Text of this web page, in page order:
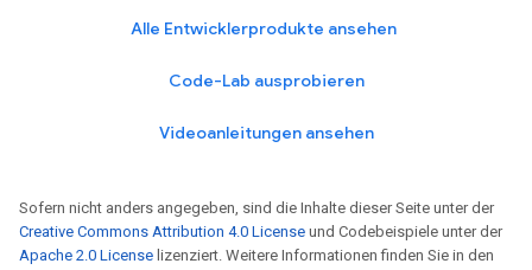
Alle Entwicklerprodukte ansehen
Code-Lab ausprobieren
Videoanleitungen ansehen
Sofern nicht anders angegeben, sind die Inhalte dieser Seite unter der
Creative Commons Attribution 4.0 License und Codebeispiele unter der
Apache 2.0 License lizenziert. Weitere Informationen finden Sie in den